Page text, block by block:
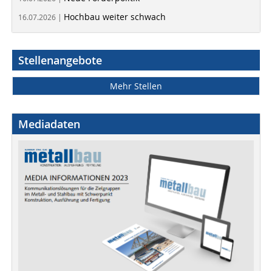
16.07.2026 | Hochbau weiter schwach
Stellenangebote
Mehr Stellen
Mediadaten